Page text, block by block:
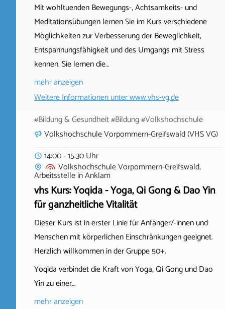
Mit wohltuenden Bewegungs-, Achtsamkeits- und
Meditationsübungen lernen Sie im Kurs verschiedene
Möglichkeiten zur Verbesserung der Beweglichkeit,
Entspannungsfähigkeit und des Umgangs mit Stress
kennen. Sie lernen die…
mehr anzeigen
Weitere Informationen unterwww.vhs-vg.de
#Bildung & Gesundheit #Bildung #Volkshochschule
Volkshochschule Vorpommern-Greifswald (VHS VG)
14:00 - 15:30 Uhr
Volkshochschule Vorpommern-Greifswald,
ArbeitsstelleinAnklam
vhs Kurs: Yoqida - Yoga, Qi Gong & Dao Yin
für ganzheitliche Vitalität
Dieser Kurs ist in erster Linie für Anfänger/-innen und
Menschen mit körperlichen Einschränkungen geeignet.
Herzlich willkommen in der Gruppe 50+.
Yoqida verbindet die Kraft von Yoga, Qi Gong und Dao
Yin zu einer…
mehr anzeigen